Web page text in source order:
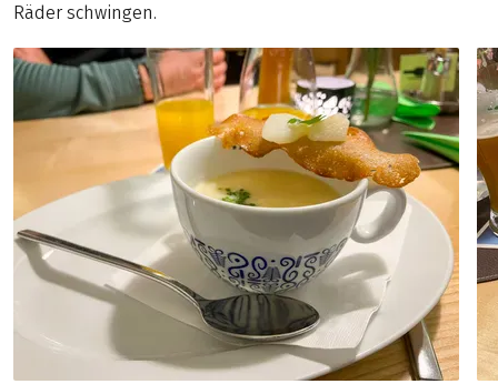
Räder schwingen.